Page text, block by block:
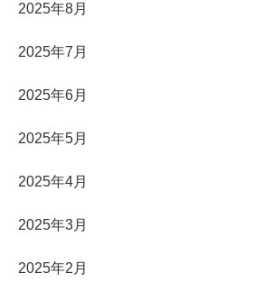
2025年8月
2025年7月
2025年6月
2025年5月
2025年4月
2025年3月
2025年2月